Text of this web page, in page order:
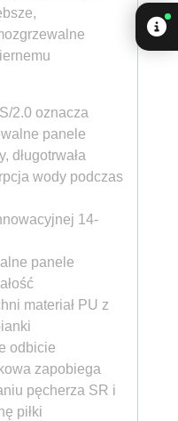
2.0 oznacza
panele
długotrwała
wody podczas
14-
panele
materiał PU z
odbicie
zapobiega
pęcherza SR i
piłki